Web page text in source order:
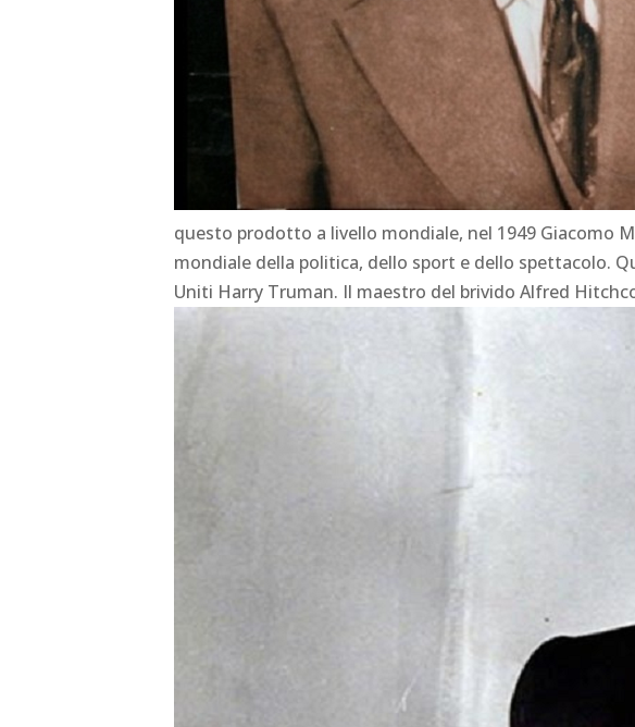
questo prodotto a livello mondiale, nel 1949 Giacomo
mondiale della politica, dello sport e dello spettacolo.
Uniti Harry Truman. Il maestro del brivido Alfred